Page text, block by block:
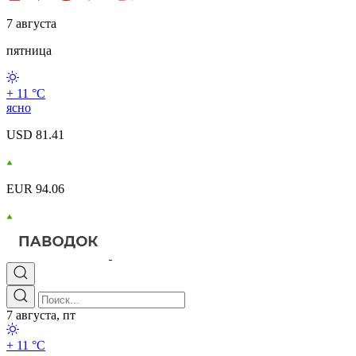
7 августа
пятница
+ 11 °С
ясно
USD 81.41
EUR 94.06
7 августа, пт
+ 11 °С